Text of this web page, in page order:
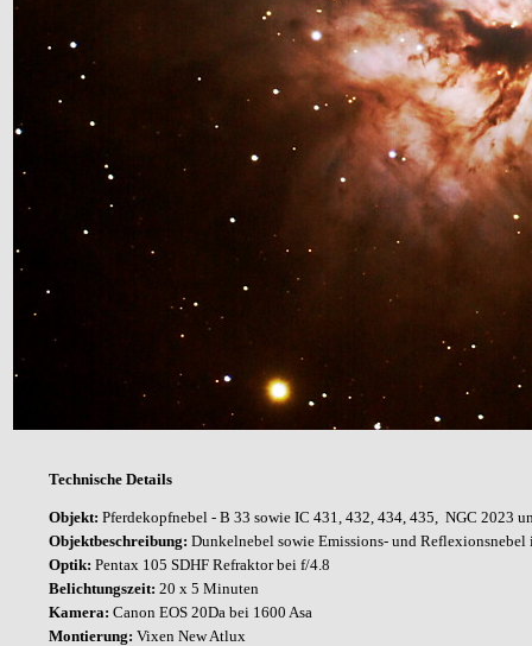
Technische Details
Objekt: Pferdekopfnebel - B 33 sowie IC 431, 432, 434, 435, NGC 2023
Objektbeschreibung: Dunkelnebel sowie Emissions- und
Optik: Pentax 105 SDHF Refraktor bei f/4.8
Belichtungszeit: 20 x 5 Minuten
Kamera: Canon EOS 20Da bei 1600 Asa
Montierung: Vixen New Atlux